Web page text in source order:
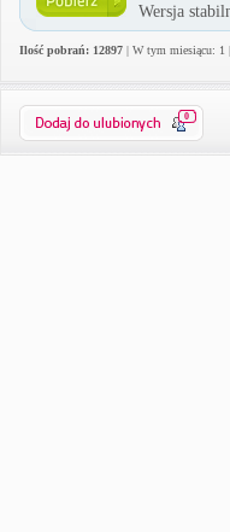
Wersja
Ilość pobrań: 12897 | W tym miesiącu: 1
0